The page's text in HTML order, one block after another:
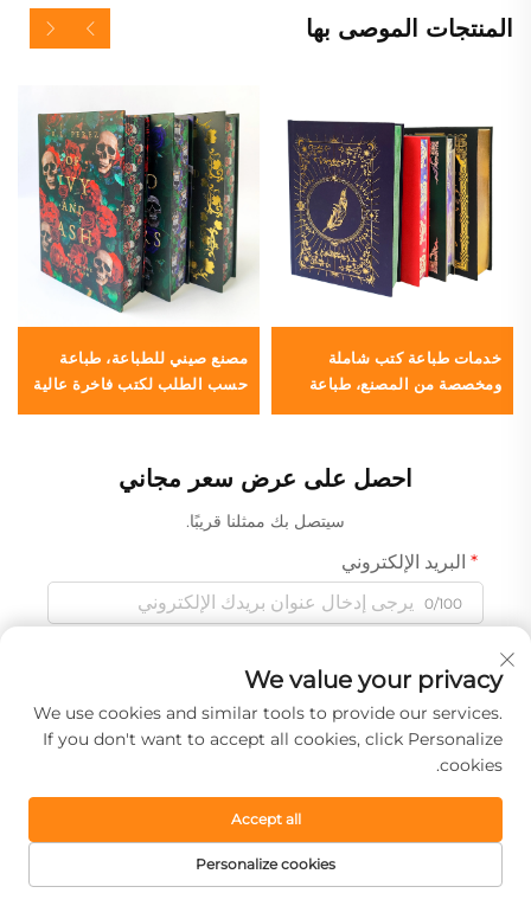
المنتجات الموصى بها
خدمات طباعة كتب شاملة
ومخصصة من المصنع، طباعة
مصنع صيني للطباعة، طباعة
حسب الطلب لكتب فاخرة عالية
احصل على عرض سعر مجاني
سيتصل بك ممثلنا قريبًا.
البريد الإلكتروني
0/100
الاسم
0/100
اسم الشركة
We value your privacy
We use cookies and similar tools to provide our services.
If you don't want to accept all cookies, click Personalize
cookies.
Personalize cookies
Accept all